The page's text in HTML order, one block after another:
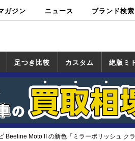
ガジン ニュース ブランド検索
足つき比較 カスタム
カスタム
一覧
ホンダ
ヤマハ
スズキ
カワサキ
絶版ミ
絶版ミ
一覧
ホンダ
ヤマハ
スズキ
カワサ
道の駅調査隊
ツーリング情報
日本の道50選
国道めぐり
林道ツーリング
Beeline Moto II の新色「ミラーポリッシュ ク